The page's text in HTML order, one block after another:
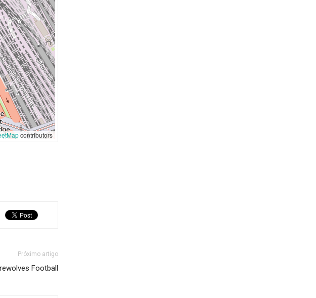
contributors
Próximo artigo
Football